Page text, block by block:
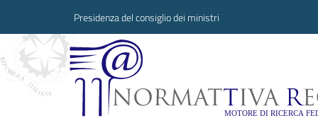
Presidenza del consiglio dei ministri